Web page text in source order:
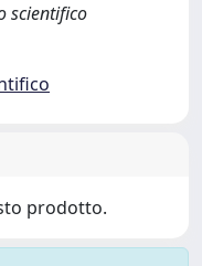
scientifico
prodotto.